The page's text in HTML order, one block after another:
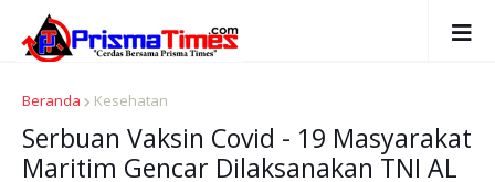
Beranda Kesehatan
Serbuan Vaksin Covid - 19 Masyarakat
Maritim Gencar Dilaksanakan TNI AL